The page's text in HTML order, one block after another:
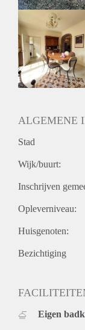
bedraagt €
ALGEMENE
Stad
Wijk/buurt:
Inschrijven
Opleverniveau:
Huisgenoten:
Bezichtiging
Eigen